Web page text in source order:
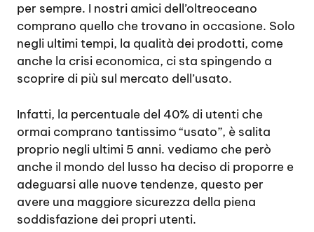
per sempre. I nostri amici dell’oltreoceano
comprano quello che trovano in occasione. Solo
negli ultimi tempi, la qualità dei prodotti, come
anche la crisi economica, ci sta spingendo a
scoprire di più sul mercato dell’usato.
Infatti, la percentuale del 40% di utenti che
ormai comprano tantissimo “usato”, è salita
proprio negli ultimi 5 anni. vediamo che però
anche il mondo del lusso ha deciso di proporre e
adeguarsi alle nuove tendenze, questo per
avere una maggiore sicurezza della piena
soddisfazione dei propri utenti.